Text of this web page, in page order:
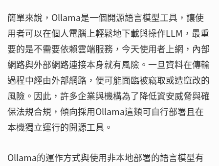
簡單來說，Ollama是一個開源語言模型工具，讓使
用者可以在個人電腦上輕鬆地下載與操作LLM，最重
要的是不需要依賴雲端服務，今天使用者上網，內部
網路與外部網路連接本身就有風險。一旦資料在傳輸
過程中經由外部網路，便可能面臨被竊取或遭竄改的
風險。因此，許多企業與機構為了降低資安威脅與確
保法規合規，傾向採用Ollama這類可自行部署且在
本機獨立運行的開源工具。
Ollama的運作方式與使用非本地部署的語言模型有